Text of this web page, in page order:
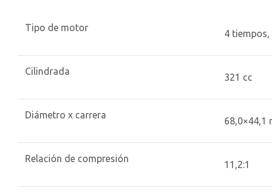
Tipo de motor
4
Cilindrada
321 cc
Diámetro x carrera
68,0×44,1
Relación de compresión
11,2:1